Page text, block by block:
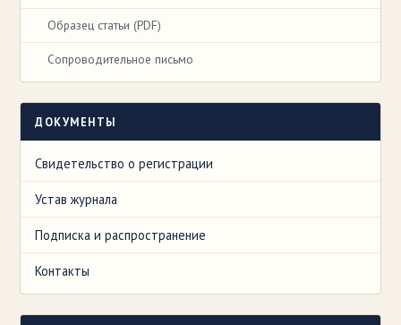
Образец статьи (PDF)
Сопроводительное письмо
ДОКУМЕНТЫ
Свидетельство о регистрации
Устав журнала
Подписка и распространение
Контакты